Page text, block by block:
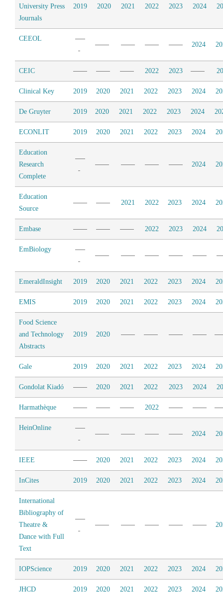
University Press
Journals
2019 2020 2021 2022 2023 2024
CEEOL
2024
CEIC 2022 2023
Clinical Key 2019 2020 2021 2022 2023 2024
De Gruyter 2019 2020 2021 2022 2023 2024
ECONLIT 2019 2020 2021 2022 2023 2024
Education
Research
Complete
2024
Education
Source
2021 2022 2023 2024
Embase 2022 2023 2024
EmBiology
EmeraldInsight 2019 2020 2021 2022 2023 2024
EMIS 2019 2020 2021 2022 2023 2024
Food Science
and Technology
Abstracts
2019 2020
Gale 2019 2020 2021 2022 2023 2024
Gondolat Kiadó 2020 2021 2022 2023 2024
Harmathèque 2022
HeinOnline
2024
IEEE 2020 2021 2022 2023 2024
InCites 2019 2020 2021 2022 2023 2024
International
Bibliography of
Theatre &
Dance with Full
Text
IOPScience 2019 2020 2021 2022 2023 2024
JHCD 2019 2020 2021 2022 2023 2024